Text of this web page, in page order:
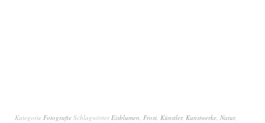
Kategorie Fotografie SchlagwörterEisblumen, Frost, Künstler, Kunstwerke, Natur,